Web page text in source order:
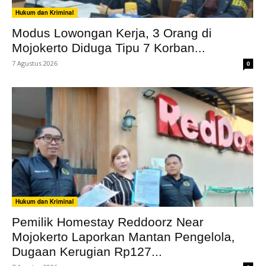
Hukum dan Kriminal
Modus Lowongan Kerja, 3 Orang di
Mojokerto Diduga Tipu 7 Korban...
7 Agustus 2026 0
Hukum dan Kriminal
Pemilik Homestay Reddoorz Near
Mojokerto Laporkan Mantan Pengelola,
Dugaan Kerugian Rp127...